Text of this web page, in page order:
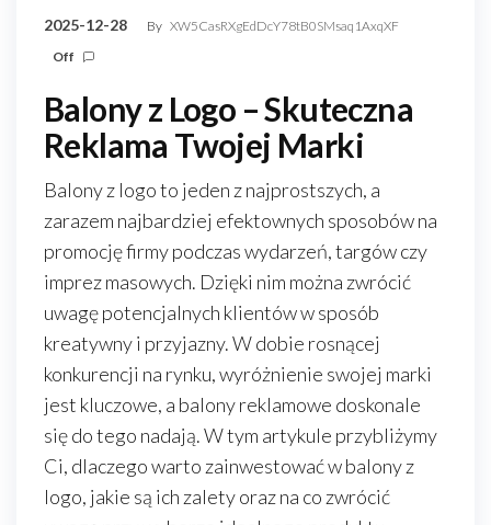
2025-12-28 By XW5CasRXgEdDcY78tB0SMsaq1AxqXF
Off
Balony z Logo – Skuteczna
Reklama Twojej Marki
Balony z logo to jeden z najprostszych, a
zarazem najbardziej efektownych sposobów na
promocję firmy podczas wydarzeń, targów czy
imprez masowych. Dzięki nim można zwrócić
uwagę potencjalnych klientów w sposób
kreatywny i przyjazny. W dobie rosnącej
konkurencji na rynku, wyróżnienie swojej marki
jest kluczowe, a balony reklamowe doskonale
się do tego nadają. W tym artykule przybliżymy
Ci, dlaczego warto zainwestować w balony z
logo, jakie są ich zalety oraz na co zwrócić